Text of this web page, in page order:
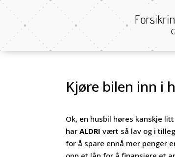
Kjøre bilen inn i
Ok, en husbil høres kanskje
harALDRI vært så lav og i
for å spare ennå mer penger